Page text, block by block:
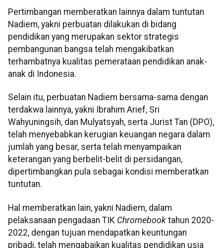
Pertimbangan memberatkan lainnya dalam tuntutan
Nadiem, yakni perbuatan dilakukan di bidang
pendidikan yang merupakan sektor strategis
pembangunan bangsa telah mengakibatkan
terhambatnya kualitas pemerataan pendidikan anak-
anak di Indonesia.
Selain itu, perbuatan Nadiem bersama-sama dengan
terdakwa lainnya, yakni Ibrahim Arief, Sri
Wahyuningsih, dan Mulyatsyah, serta Jurist Tan (DPO),
telah menyebabkan kerugian keuangan negara dalam
jumlah yang besar, serta telah menyampaikan
keterangan yang berbelit-belit di persidangan,
dipertimbangkan pula sebagai kondisi memberatkan
tuntutan.
Hal memberatkan lain, yakni Nadiem, dalam
pelaksanaan pengadaan TIK Chromebook tahun 2020-
2022, dengan tujuan mendapatkan keuntungan
pribadi, telah mengabaikan kualitas pendidikan usia